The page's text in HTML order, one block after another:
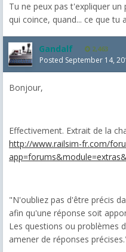
Tu ne peux pas t'expliquer
qui coince, quand... ce que tu
Gandalf 2,463
Posted September 14,
Bonjour,
Effectivement. Extrait de la
http://www.railsim-fr.com/
"N'oubliez pas d'être précis
afin qu'une réponse soit
Les questions ou problèmes
amener de réponses